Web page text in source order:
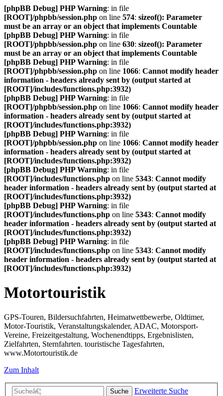
[phpBB Debug] PHP Warning: in file
[ROOT]/phpbb/session.php on line 574: sizeof(): Parameter
must be an array or an object that implements Countable
[phpBB Debug] PHP Warning: in file
[ROOT]/phpbb/session.php on line 630: sizeof(): Parameter
must be an array or an object that implements Countable
[phpBB Debug] PHP Warning: in file
[ROOT]/phpbb/session.php on line 1066: Cannot modify header
information - headers already sent by (output started at
[ROOT]/includes/functions.php:3932)
[phpBB Debug] PHP Warning: in file
[ROOT]/phpbb/session.php on line 1066: Cannot modify header
information - headers already sent by (output started at
[ROOT]/includes/functions.php:3932)
[phpBB Debug] PHP Warning: in file
[ROOT]/phpbb/session.php on line 1066: Cannot modify header
information - headers already sent by (output started at
[ROOT]/includes/functions.php:3932)
[phpBB Debug] PHP Warning: in file
[ROOT]/includes/functions.php on line 5343: Cannot modify
header information - headers already sent by (output started at
[ROOT]/includes/functions.php:3932)
[phpBB Debug] PHP Warning: in file
[ROOT]/includes/functions.php on line 5343: Cannot modify
header information - headers already sent by (output started at
[ROOT]/includes/functions.php:3932)
[phpBB Debug] PHP Warning: in file
[ROOT]/includes/functions.php on line 5343: Cannot modify
header information - headers already sent by (output started at
[ROOT]/includes/functions.php:3932)
Motortouristik
GPS-Touren, Bildersuchfahrten, Heimatwettbewerbe, Oldtimer,
Motor-Touristik, Veranstaltungskalender, ADAC, Motorsport-
Vereine, Freizeitgestaltung, Wochenendtipps, Ergebnislisten,
Zielfahrten, Sternfahrten. touristische Tagesfahrten,
www.Motortouristik.de
Zum Inhalt
Suche Erweiterte Suche